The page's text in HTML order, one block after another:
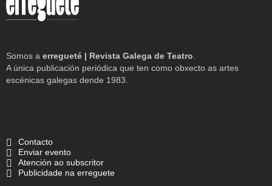
Somos a erregueté | Revista Galega de Teatro
A única publicación periódica que ten como obxecto as artes
escénicas galegas dende 1983.
Contacto
Enviar evento
Atención ao subscritor
Publicidade na erreguete